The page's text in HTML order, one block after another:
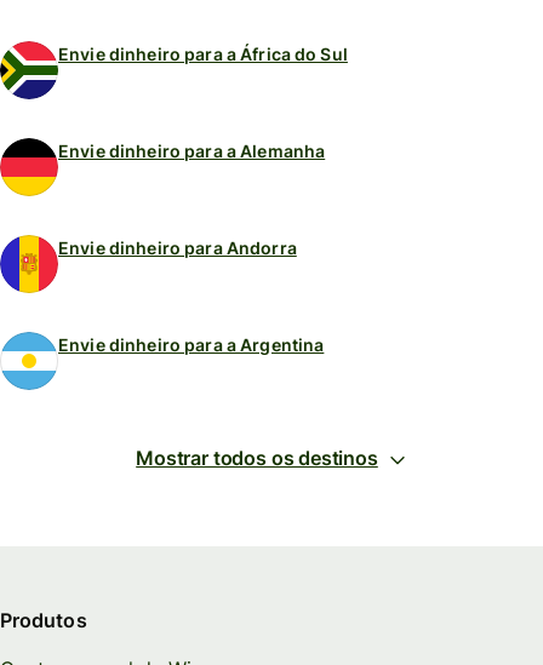
Envie dinheiro para a África do Sul
Envie dinheiro para a Alemanha
Envie dinheiro para Andorra
Envie dinheiro para a Argentina
Mostrar todos os destinos
Produtos